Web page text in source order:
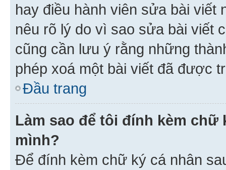
hay điều hành viên sửa bài viết
nêu rõ lý do vì sao sửa bài viết
cũng cần lưu ý rằng những
phép xoá một bài viết đã được
Đầu trang
Làm sao để tôi đính kèm chữ
mình?
Để đính kèm chữ ký cá nhân